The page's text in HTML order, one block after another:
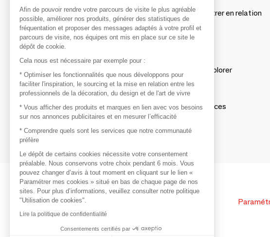
Afin de profiter au mieux de l'expérience MOM et de rentrer en relation
avec vos marques préférées, créez-vous un compte.
Découvrir
Les produits de milliers de fournisseurs à explorer
S'inspirer
Inspiration et sélections de produits tendances
Contacter
Afin de pouvoir rendre votre parcours de visite le plus agréable
possible, améliorer nos produits, générer des statistiques de
fréquentation et proposer des messages adaptés à votre profil et
parcours de visite, nos équipes ont mis en place sur ce site le
dépôt de cookie.
Cela nous est nécessaire par exemple pour :
* Optimiser les fonctionnalités que nous développons pour
faciliter l'inspiration, le sourcing et la mise en relation entre les
professionnels de la décoration, du design et de l'art de vivre
* Vous afficher des produits et marques en lien avec vos besoins
sur nos annonces publicitaires et en mesurer l’efficacité
* Comprendre quels sont les services que notre communauté
préfère
Le dépôt de certains cookies nécessite votre consentement
préalable. Nous conservons votre choix pendant 6 mois. Vous
pouvez changer d’avis à tout moment en cliquant sur le lien «
Paramétrer mes cookies » situé en bas de chaque page de nos
sites. Pour plus d’informations, veuillez consulter notre politique
"Utilisation de cookies".
Lire la politique de confidentialité
Consentements certifiés par